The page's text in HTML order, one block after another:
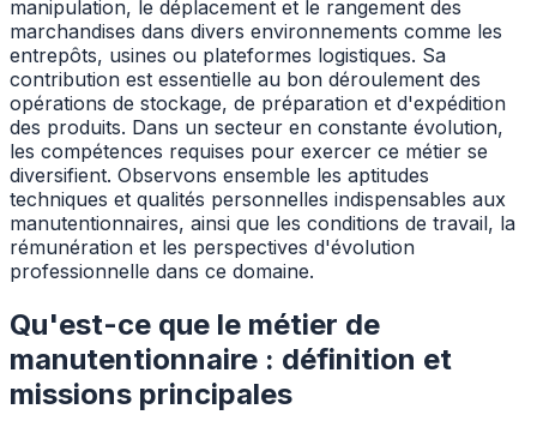
manipulation, le déplacement et le rangement des
marchandises dans divers environnements comme les
entrepôts, usines ou plateformes logistiques. Sa
contribution est essentielle au bon déroulement des
opérations de stockage, de préparation et d'expédition
des produits. Dans un secteur en constante évolution,
les compétences requises pour exercer ce métier se
diversifient. Observons ensemble les aptitudes
techniques et qualités personnelles indispensables aux
manutentionnaires, ainsi que les conditions de travail, la
rémunération et les perspectives d'évolution
professionnelle dans ce domaine.
Qu'est-ce que le métier de
manutentionnaire : définition et
missions principales